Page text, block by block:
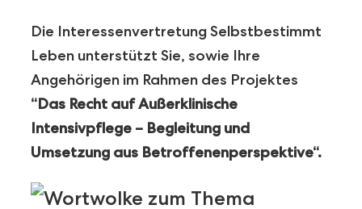
Die Interessenvertretung Selbstbestimmt
Leben unterstützt Sie, sowie Ihre
Angehörigen im Rahmen des Projektes
“Das Recht auf Außerklinische
Intensivpflege – Begleitung und
Umsetzung aus Betroffenenperspektive“.